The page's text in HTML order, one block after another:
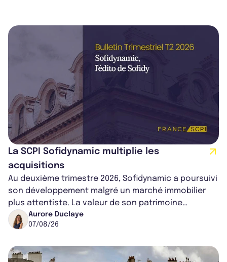
La SCPI Sofidynamic multiplie les
acquisitions
Au deuxième trimestre 2026, Sofidynamic a poursuivi
son développement malgré un marché immobilier
plus attentiste. La valeur de son patrimoine
progresse de 3,8% à périmètre constan...
Aurore Duclaye
07/08/26